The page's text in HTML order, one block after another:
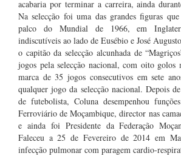
acabaria por terminar a carreira, ainda
Na selecção foi uma das grandes figuras
palco do Mundial de 1966, em
indiscutíveis ao lado de Eusébio e José
o capitão da selecção alcunhada de
jogos pela selecção nacional, com oito golos
marca de 35 jogos consecutivos em sete
qualquer jogo da selecção nacional. Depois
de futebolista, Coluna desempenhou
Ferroviário de Moçambique, director nas
e ainda foi Presidente da Federação
Faleceu a 25 de Fevereiro de 2014 em
infecção pulmonar com paragem cardio-